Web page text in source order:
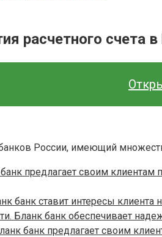
расчетного счета в
России, имеющий
предлагает своим
банк ставит интересы клиента
Бланк банк обеспечивает
банк предлагает своим